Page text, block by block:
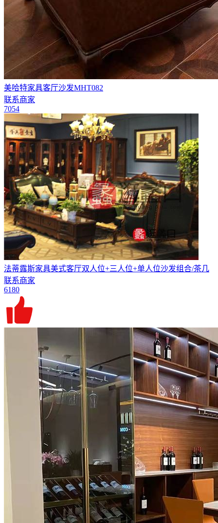
美哈特家具客厅沙发MHT082
联系商家
7054
法蒂露斯家具美式客厅双人位+三人位+单人位沙发组合/茶几
联系商家
6180